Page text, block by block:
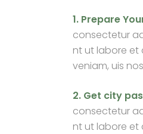
1. Prepare
consectetur
nt ut labore et
veniam, uis
2. Get city
consectetur
nt ut labore et